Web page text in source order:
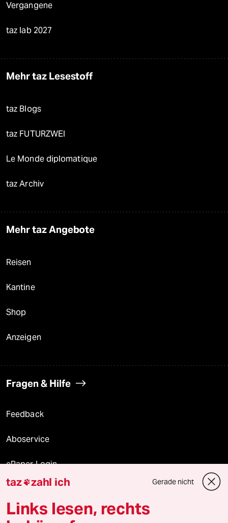
Vergangene
taz lab 2027
Mehr taz Lesestoff
taz Blogs
taz FUTURZWEI
Le Monde diplomatique
taz Archiv
Mehr taz Angebote
Reisen
Kantine
Shop
Anzeigen
Fragen & Hilfe
Feedback
Aboservice
ePaper Login
Downloads für Abonnierende
taz zahl ich Gerade nicht
Links lesen, rechts